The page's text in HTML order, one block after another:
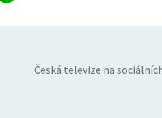
Česká televize na